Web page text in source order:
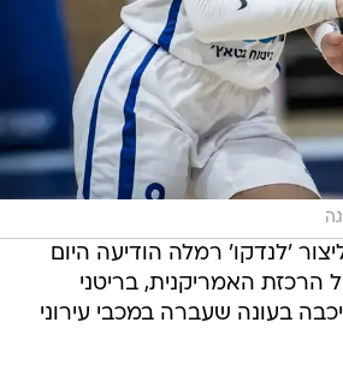
'לנדקו' רמלה הודיעה היום
הרכזת האמריקנית, בריטני
מ') שכיכבה בעונה שעברה במכבי עירוני